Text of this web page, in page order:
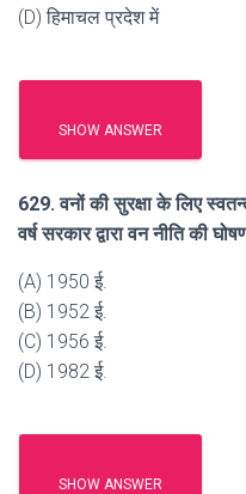
(D) हिमाचल प्रदेश में
SHOW ANSWER
629. वनों की सुरक्षा के लिए
वर्ष सरकार द्वारा वन नीति की
(A) 1950 ई.
(B) 1952 ई.
(C) 1956 ई.
(D) 1982 ई.
SHOW ANSWER